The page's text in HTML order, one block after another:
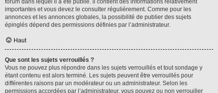
forum dans lequel il a été publié. il contient des informations relativement
importantes et vous devez le consulter régulièrement. Comme pour les
annonces et les annonces globales, la possibilité de publier des sujets
épinglés dépend des permissions définies par l’administrateur.
Haut
Que sont les sujets verrouillés ?
Vous ne pouvez plus répondre dans les sujets verrouillés et tout sondage y
étant contenu est alors terminé. Les sujets peuvent être verrouillés pour
différentes raisons par un modérateur ou un administrateur. Selon les
permissions accordées par l’administrateur, vous pouvez ou non verrouiller